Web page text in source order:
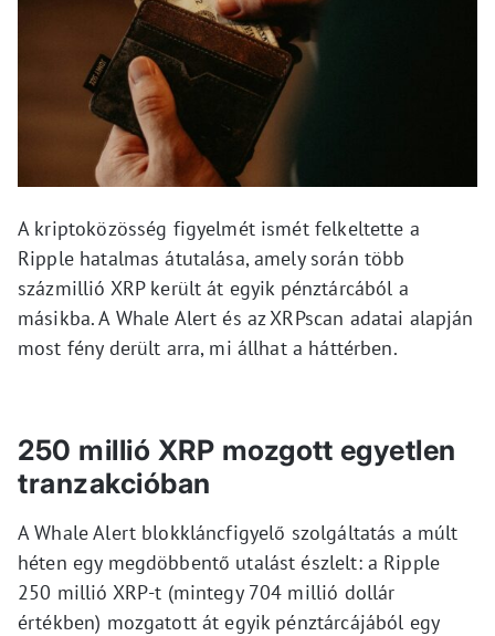
A kriptoközösség figyelmét ismét felkeltette a
Ripple hatalmas átutalása, amely során több
százmillió XRP került át egyik pénztárcából a
másikba. A Whale Alert és az XRPscan adatai alapján
most fény derült arra, mi állhat a háttérben.
250 millió XRP mozgott egyetlen
tranzakcióban
A Whale Alert blokkláncfigyelő szolgáltatás a múlt
héten egy megdöbbentő utalást észlelt: a Ripple
250 millió XRP-t (mintegy 704 millió dollár
értékben) mozgatott át egyik pénztárcájából egy